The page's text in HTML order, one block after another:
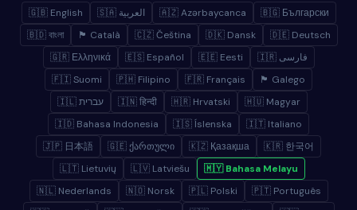
🇬🇧 English 🇸🇦 العربية 🇦🇿 Azərbaycanca
🇧🇬 Български
🇧🇩 বাংলা
🏴 Català 🇨🇿 Čeština 🇩🇰 Dansk
🇩🇪 Deutsch
🇬🇷 Ελληνικά
🇪🇸 Español 🇪🇪 Eesti
🇮🇷 فارسی
🇫🇮 Suomi
🇵🇭 Filipino 🇫🇷 Français
🏴 Galego
🇮🇱 עברית
🇮🇳 हिन्दी 🇭🇷 Hrvatski
🇭🇺 Magyar
🇮🇩 Bahasa Indonesia
🇮🇸 Íslenska
🇮🇹 Italiano
🇯🇵 日本語
🇬🇪 ქართული 🇰🇿 Қазақша
🇰🇷 한국어
🇱🇹 Lietuvių
🇱🇻 Latviešu
🇲🇾 Bahasa Melayu
🇳🇱 Nederlands
🇳🇴 Norsk 🇵🇱 Polski
🇵🇹 Português